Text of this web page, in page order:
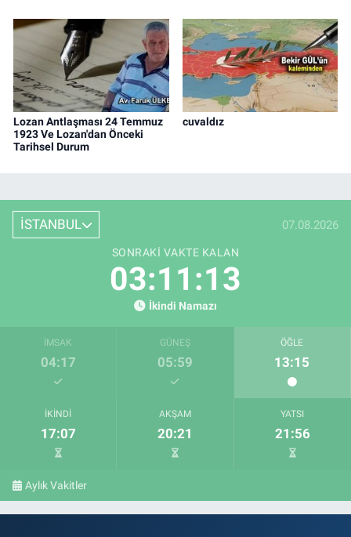
Lozan Antlaşması 24 Temmuz
1923 Ve Lozan'dan Önceki
Tarihsel Durum
cuvaldız
İSTANBUL 07.08.2026
SONRAKI VAKTE KALAN
03:11:12
İkindi Namazı
İMSAK
04:17
GÜNEŞ
05:59
ÖĞLE
13:15
İKINDI
17:07
AKŞAM
20:21
YATSI
21:56
Aylık Vakitler